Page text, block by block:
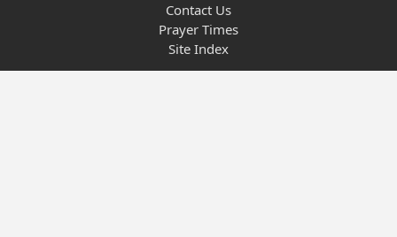
Contact Us
Prayer Times
Site Index